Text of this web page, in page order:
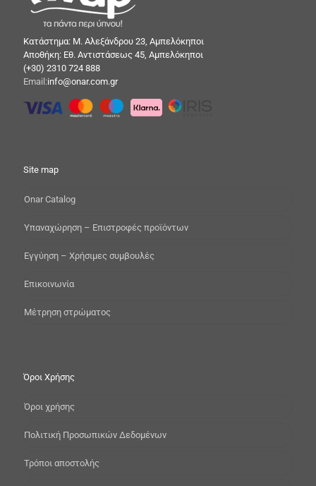
Κατάστημα: Μ. Αλεξάνδρου 23, Αμπελόκηποι
Αποθήκη: Εθ. Αντιστάσεως 45, Αμπελόκηποι
(+30) 2310 724 888
Email:info@onar.com.gr
Site map
Onar Catalog
Yπαναχώρηση – Επιστροφές προϊόντων
Εγγύηση – Χρήσιμες συμβουλές
Επικοινωνία
Μέτρηση στρώματος
Όροι Χρήσης
Όροι χρήσης
Πολιτική Προσωπικών Δεδομένων
Τρόποι αποστολής